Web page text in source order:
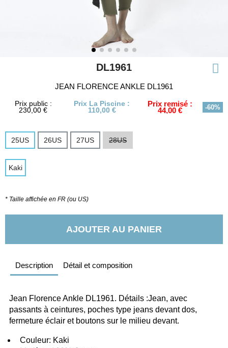
DL1961
JEAN FLORENCE ANKLE DL1961
Prix public :
230,00 €
Prix La Piscine :
110,00 €
Prix remisé :
44,00 € -60%
25US 26US 27US 28US
Kaki
* Taille affichée en FR (ou US)
AJOUTER AU PANIER
Description Détail et composition
Jean Florence Ankle DL1961. Détails :Jean, avec
passants à ceintures, poches type jeans devant dos,
fermeture éclair et boutons sur le milieu devant.
Couleur: Kaki